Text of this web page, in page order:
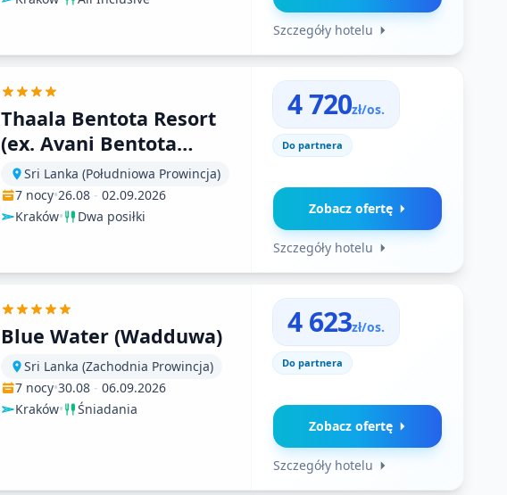
Szczegóły hotelu
Thaala Bentota Resort
(ex. Avani Bentota
Resort & Spa)
Sri Lanka (Południowa Prowincja)
7 nocy•26.08 - 02.09.2026
Kraków• Dwa posiłki
4 720zł/os.
Do partnera
Zobacz ofertę
Szczegóły hotelu
Blue Water (Wadduwa)
Sri Lanka (Zachodnia Prowincja)
7 nocy•30.08 - 06.09.2026
Kraków• Śniadania
4 623zł/os.
Do partnera
Zobacz ofertę
Szczegóły hotelu